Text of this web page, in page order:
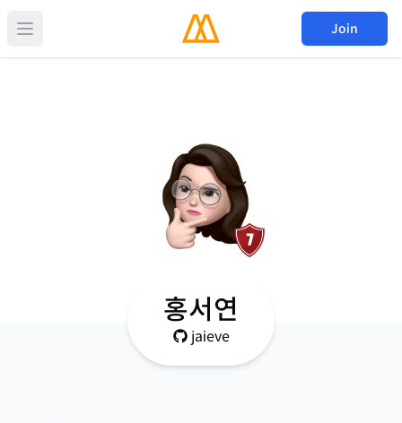
Join
홍서연
jaieve